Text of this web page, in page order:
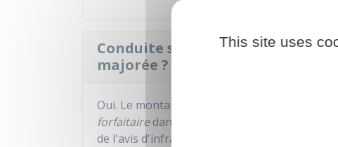
Conduite sans assurance :
majorée ?
Oui. Le montant de l'amende forfaitaire est
forfaitairedans un délai de
de l'avis d'infraction).
This site uses